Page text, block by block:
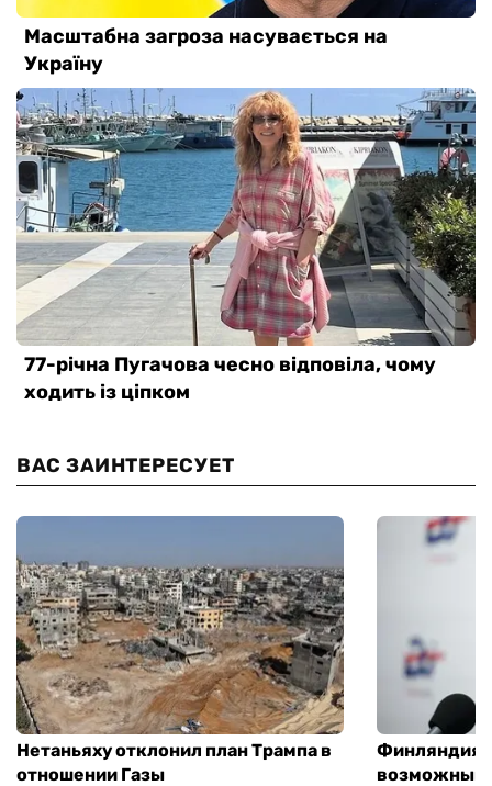
ВАС ЗАИНТЕРЕСУЕТ
Нетаньяху отклонил план Трампа в
отношении Газы
Финляндия
возможным